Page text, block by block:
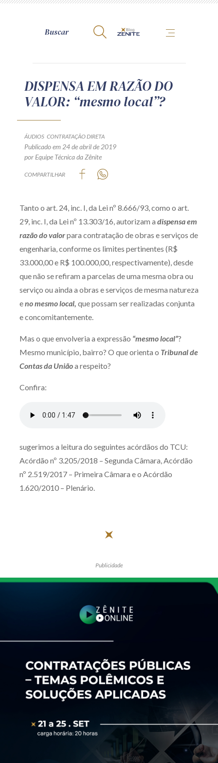
A Zênite
Como publicar conosco
Contato
Termos de uso
Guia de Direitos dos Titulares de Dados
Produtos e serviços
Zênite Fácil IA
Orientação por Escrito
Capacitação
Zênite Online
Receba por RSS
Av. Sete de Setembro, 4698
Whatsapp (41) 98881-6616
DISPENSA EM RAZÃO DO
VALOR: “mesmo local”?
ÁUDIOS CONTRATAÇÃO DIRETA
Publicado em 24 de abril de 2019
por Equipe Técnica da Zênite
COMPARTILHAR
Tanto o art. 24, inc. I, da Lei nº 8.666/93, como o art.
29, inc. I, da Lei nº 13.303/16, autorizam a dispensa em
razão do valorpara contratação de obras e serviços de
engenharia, conforme os limites pertinentes (R$
33.000,00 e R$ 100.000,00, respectivamente), desde
que não se refiram a parcelas de uma mesma obra ou
serviço ou ainda a obras e serviços de mesma natureza
eno mesmo local, que possam ser realizadas conjunta
e concomitantemente.
Mas o que envolveria a expressão “mesmo local”?
Mesmo município, bairro? O que orienta o Tribunal de
Contas da Uniãoa respeito?
Confira:
sugerimos a leitura do seguintes acórdãos do TCU:
Acórdão nº 3.205/2018 – Segunda Câmara, Acórdão
nº 2.519/2017 – Primeira Câmara e o Acórdão
1.620/2010 – Plenário.
Publicidade